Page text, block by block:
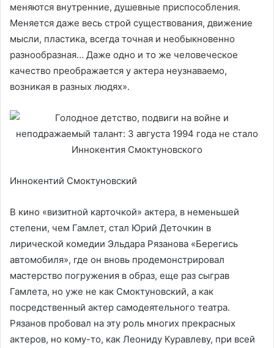
меняются внутренние, душевные приспособления.
Меняется даже весь строй существования, движение
мысли, пластика, всегда точная и необыкновенно
разнообразная… Даже одно и то же человеческое
качество преображается у актера неузнаваемо,
возникая в разных людях».
Иннокентий Смоктуновский
В кино «визитной карточкой» актера, в неменьшей
степени, чем Гамлет, стал Юрий Деточкин в
лирической комедии Эльдара Рязанова «Берегись
автомобиля», где он вновь продемонстрировал
мастерство погружения в образ, еще раз сыграв
Гамлета, но уже не как Смоктуновский, а как
посредственный актер самодеятельного театра.
Рязанов пробовал на эту роль многих прекрасных
актеров, но кому-то, как Леониду Куравлеву, при всей